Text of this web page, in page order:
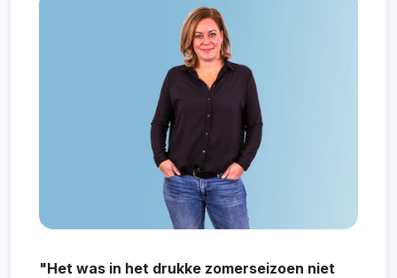
"Het was in het drukke zomerseizoen niet